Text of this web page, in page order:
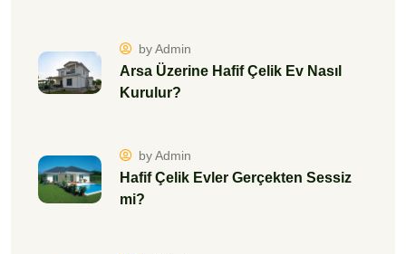
by Admin
Arsa Üzerine Hafif Çelik Ev Nasıl
Kurulur?
by Admin
Hafif Çelik Evler Gerçekten Sessiz
mi?